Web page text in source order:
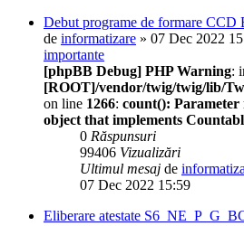
Debut programe de formare CCD
de informatizare » 07 Dec 2022
importante
[phpBB Debug] PHP Warning:
[ROOT]/vendor/twig/twig/lib/
on line 1266: count():
object that implements
0 Răspunsuri
99406 Vizualizări
Ultimul mesaj de
07 Dec 2022 15:59
Eliberare atestate